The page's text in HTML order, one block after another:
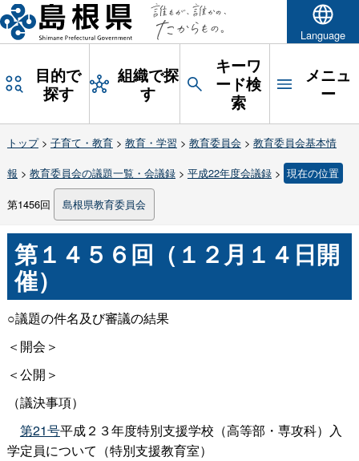
Language
目的で
探す
組織で探
す
キーワ
ード検
索
メニュ
ー
トップ> 子育て・教育> 教育・学習 > 教育委員会 > 教育委員会基本情
報 > 教育委員会の議題一覧・会議録> 平成22年度会議録> 現在の位置
第1456回 島根県教育委員会
第１４５６回（１２月１４日開
催）
○議題の件名及び審議の結果
＜開会＞
＜公開＞
（議決事項）
第21号平成２３年度特別支援学校（高等部・専攻科）入
学定員について（特別支援教育室）